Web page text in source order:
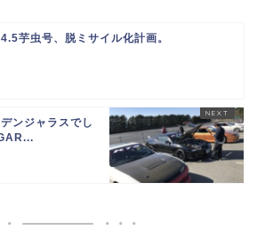
芋虫号、脱ミサイル化計画。
ンジャラスでし